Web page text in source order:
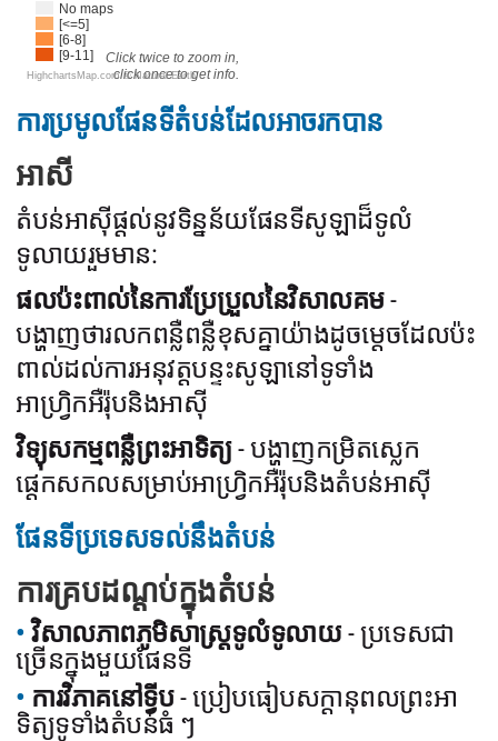
Click twice to zoom in,
click once to get info.
No maps
[<=5]
[6-8]
[9-11]
HighchartsMap.com ©Natural Earth
ការប្រមូលផែនទីតំបន់ដែលអាចរកបាន
អាសី
តំបន់អាស៊ីផ្តល់នូវទិន្នន័យផែនទីសូឡាដ៏ទូលំ
ទូលាយរួមមាន:
ផលប៉ះពាល់នៃការប្រែប្រួលនៃវិសាលគម-
បង្ហាញថារលកពន្លឺពន្លឺខុសគ្នាយ៉ាងដូចម្តេចដែលប៉ះ
ពាល់ដល់ការអនុវត្តបន្ទះសូឡានៅទូទាំង
អាហ្វ្រិកអឺរ៉ុបនិងអាស៊ី
វិទ្យុសកម្មពន្លឺព្រះអាទិត្យ- បង្ហាញកម្រិតស្លេក
ផ្តេកសកលសម្រាប់អាហ្វ្រិកអឺរ៉ុបនិងតំបន់អាស៊ី
ផែនទីប្រទេសទល់នឹងតំបន់
ការគ្របដណ្តប់ក្នុងតំបន់
វិសាលភាពភូមិសាស្ត្រទូលំទូលាយ - ប្រទេសជា
ច្រើនក្នុងមួយផែនទី
ការវិភាគនៅទ្វីប- ប្រៀបធៀបសក្តានុពលព្រះអា
ទិត្យទូទាំងតំបន់ធំ ៗ